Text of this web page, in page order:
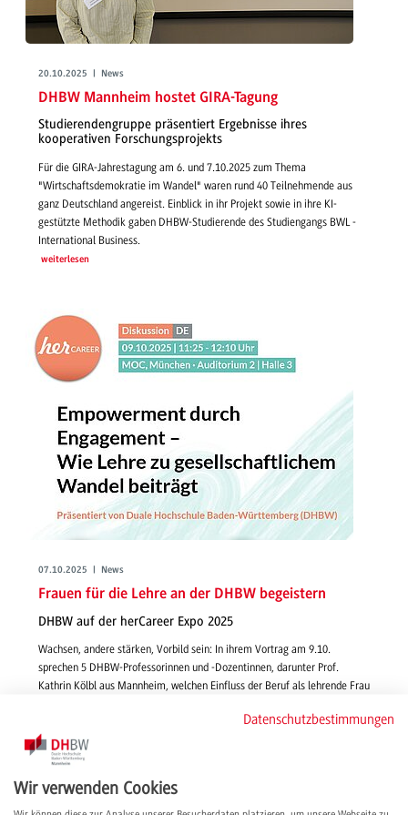
20.10.2025 | News
DHBW Mannheim hostet GIRA-Tagung
Studierendengruppe präsentiert Ergebnisse ihres
kooperativen Forschungsprojekts
Für die GIRA-Jahrestagung am 6. und 7.10.2025 zum Thema
"Wirtschaftsdemokratie im Wandel" waren rund 40 Teilnehmende aus
ganz Deutschland angereist. Einblick in ihr Projekt sowie in ihre KI-
gestützte Methodik gaben DHBW-Studierende des Studiengangs BWL -
International Business.
weiterlesen
07.10.2025 | News
Frauen für die Lehre an der DHBW begeistern
DHBW auf der herCareer Expo 2025
Wachsen, andere stärken, Vorbild sein: In ihrem Vortrag am 9.10.
sprechen 5 DHBW-Professorinnen und -Dozentinnen, darunter Prof.
Kathrin Kölbl aus Mannheim, welchen Einfluss der Beruf als lehrende Frau
weiterlesen
Datenschutzbestimmungen
Wir verwenden Cookies